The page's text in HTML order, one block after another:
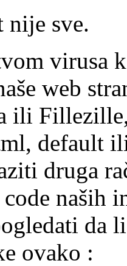
nije sve.
virusa
web
ili
default
druga
naših
da
ovako :